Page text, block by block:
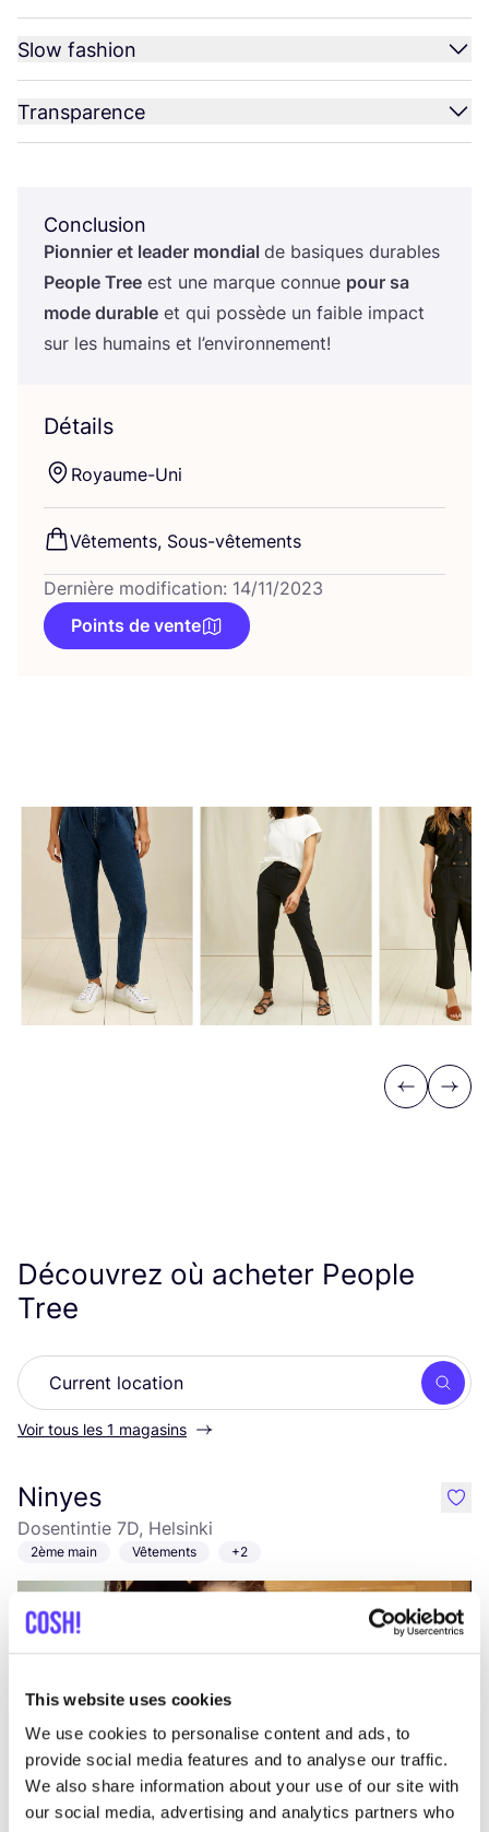
This website uses cookies
We use cookies to personalise content and ads, to
provide social media features and to analyse our traffic.
We also share information about your use of our site with
our social media, advertising and analytics partners who
Slow fashion
Transparence
Conclusion
Pion­nier et lea­der mon­dial de basiques durables
People Tree est une marque connue pour sa
mode durable et qui pos­sède un faible impact
sur les humains et l’environnement!
Détails
Royaume-Uni
Vête­ments, Sous-vêtements
Dernière modification: 14/11/2023
Points de vente
Previous
Next
Découvrez où acheter People
Tree
Voir tous les 1 magasins
Ninyes
Dosentintie 7D, Helsinki
2ème main Vêtements +2
Visiter la boutique en ligne
like